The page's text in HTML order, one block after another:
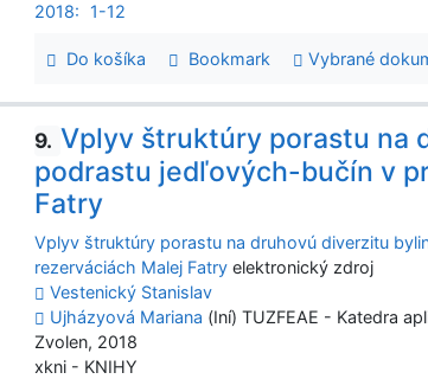
2018:
1-12
Do košíka Bookmark Vybrané
9. Vplyv štruktúry porastu na
podrastu jedľových-bučín v
Fatry
Vplyv štruktúry porastu na druhovú diverzitu
rezerváciách Malej Fatry elektronický zdroj
Vestenický Stanislav
Ujházyová Mariana (Iní) TUZFEAE - Katedra
Zvolen, 2018
xkni - KNIHY